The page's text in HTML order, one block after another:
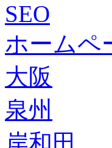
SEO
ホームペ
大阪
泉州